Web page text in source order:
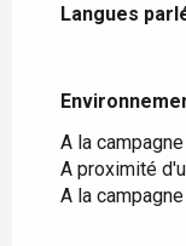
Langues
Langues
A la campagne
A proximité
A la campagne